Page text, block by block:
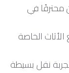
الخاصة
نقل بسيطة